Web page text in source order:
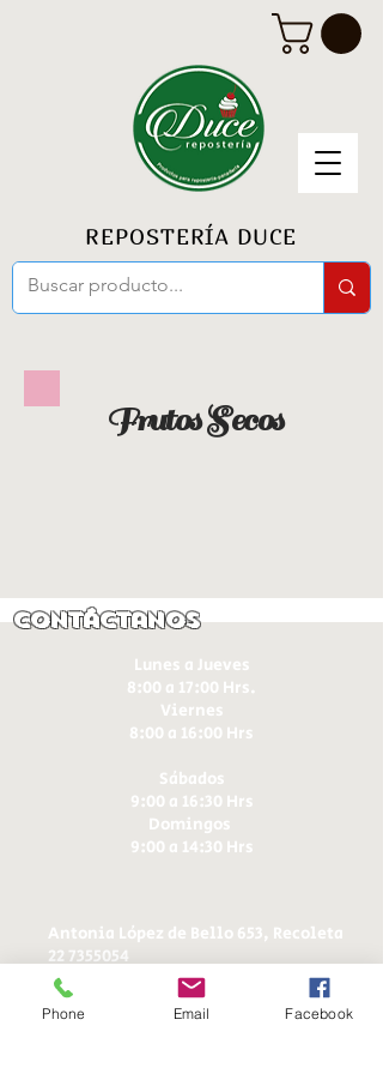
REPOSTERÍA DUCE
Frutos Secos
Contáctanos
Lunes a Jueves
8:00 a 17:00 Hrs.
Viernes
8:00 a 16:00 Hrs​
Sábados
9:00 a 16:30 Hrs
Domingos
9:00 a 14:30 Hrs
Antonia López de Bello 653, Recoleta
22 7355054
22 7375725
+56 9 75224598
ducereposteria@gmail.com
Phone Email Facebook